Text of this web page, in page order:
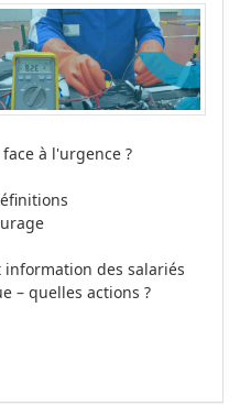
à l'urgence ?
des salariés
– quelles actions ?